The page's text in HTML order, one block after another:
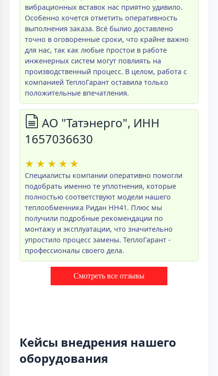
вибрационных вставок нас приятно удивило.
Особенно хочется отметить оперативность
выполнения заказа. Всё былио доставлено
точно в оговоренные сроки, что крайне важно
для нас, так как любые простои в работе
инженерных систем могут повлиять на
производственный процесс. В целом, работа с
компанией ТеплоГарант оставила только
положительные впечатления.
АО "Татэнерго", ИНН
1657036630
★ ★ ★ ★ ★
Специалисты компании оперативно помогли
подобрать именно те уплотнения, которые
полностью соответствуют модели нашего
теплообменника Ридан НН41. Плюс мы
получили подробные рекомендации по
монтажу и эксплуатации, что значительно
упростило процесс замены. ТеплоГарант -
профессионалы своего дела.
Смотреть все отзывы
Кейсы внедрения нашего
оборудования